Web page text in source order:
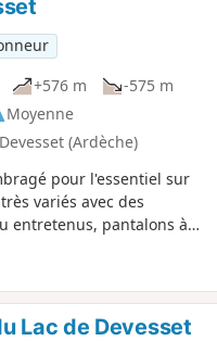
+576 m
-575 m
Moyenne
(Ardèche)
pour l'essentiel sur
variés avec des
entretenus, pantalons à
Je propose une
de Rochepaule. Voir
Lac de Devesset